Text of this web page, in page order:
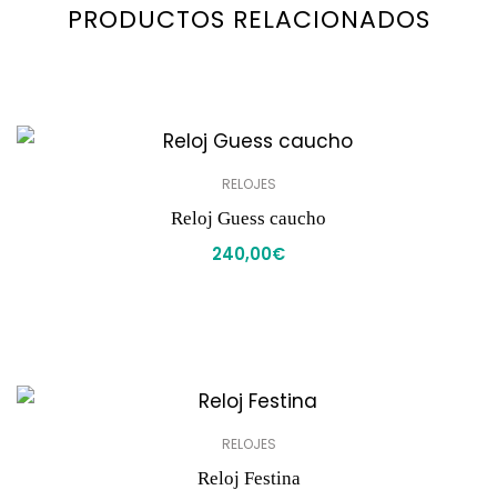
PRODUCTOS RELACIONADOS
RELOJES
Reloj Guess caucho
240,00€
RELOJES
Reloj Festina